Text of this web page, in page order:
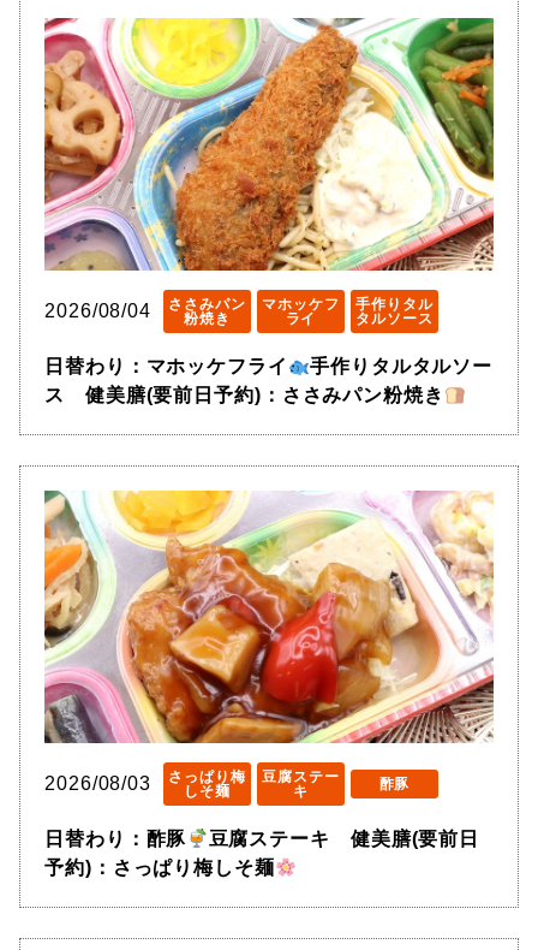
2026/08/04
ささみパン
粉焼き
マホッケフ
ライ
手作りタル
タルソース
日替わり：マホッケフライ
手作りタルタルソー
ス 健美膳(要前日予約)：ささみパン粉焼き
2026/08/03
さっぱり梅
しそ麺
豆腐ステー
キ
酢豚
日替わり：酢豚
豆腐ステーキ 健美膳(要前日
予約)：さっぱり梅しそ麺